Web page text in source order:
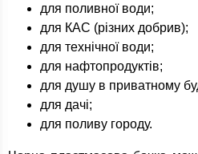
для поливної води;
для КАС (різних добрив);
для технічної води;
для нафтопродуктів;
для душу в приватному
для дачі;
для поливу городу.